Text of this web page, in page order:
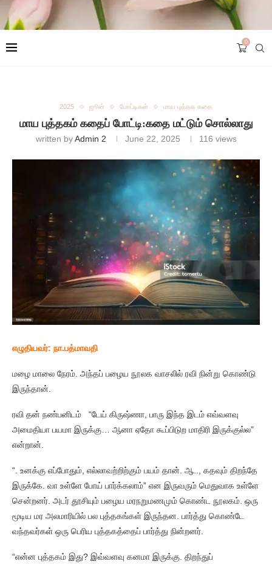
0
2025 ஜூன் போட்டிகள் மாய புத்தக கதை
மாய புத்தகம் கதைப் போட்டி:கதை மட்டும் சொல்லாது
written byAdmin 2 June 22, 2025 116 views
எழுதியவர்: நா.பத்மாவதி
மழை மாலை நேரம். அந்தப் பழைய நூலக வாசலில் ரவி நின்று கொண்டு
இருந்தான்.
ரவி தன் நண்பனிடம் “டேய் கிருஷ்ணா, பாரு இந்த இடம் எவ்வளவு
அமைதியா பயமா இருக்கு… ஆனா ஏதோ கூப்பிடுற மாதிரி இருக்குல்ல”
என்றான்.
“. உனக்கு எப்போதும், எல்லாவற்றிற்கும் பயம் தான். ஆ.., கதவும் திறந்தே
இருக்கே. வா உள்ளே போய் பார்க்கலாம்” என இருவரும் மெதுவாக உள்ளே
சென்றனர். அடர் தூசியும் பழைய மரநறுமணமும் கொண்ட நூலகம். ஒரு
மூடிய மர அலமாரியில் பல புத்தகங்கள் இருந்தன. பார்த்து கொண்டே
வந்தவர்கள் ஒரு பெரிய புத்தகத்தைப் பார்த்து நின்றனர்.
“என்ன புத்தகம் இது? இவ்வளவு கனமா இருக்கு. திறந்துப்